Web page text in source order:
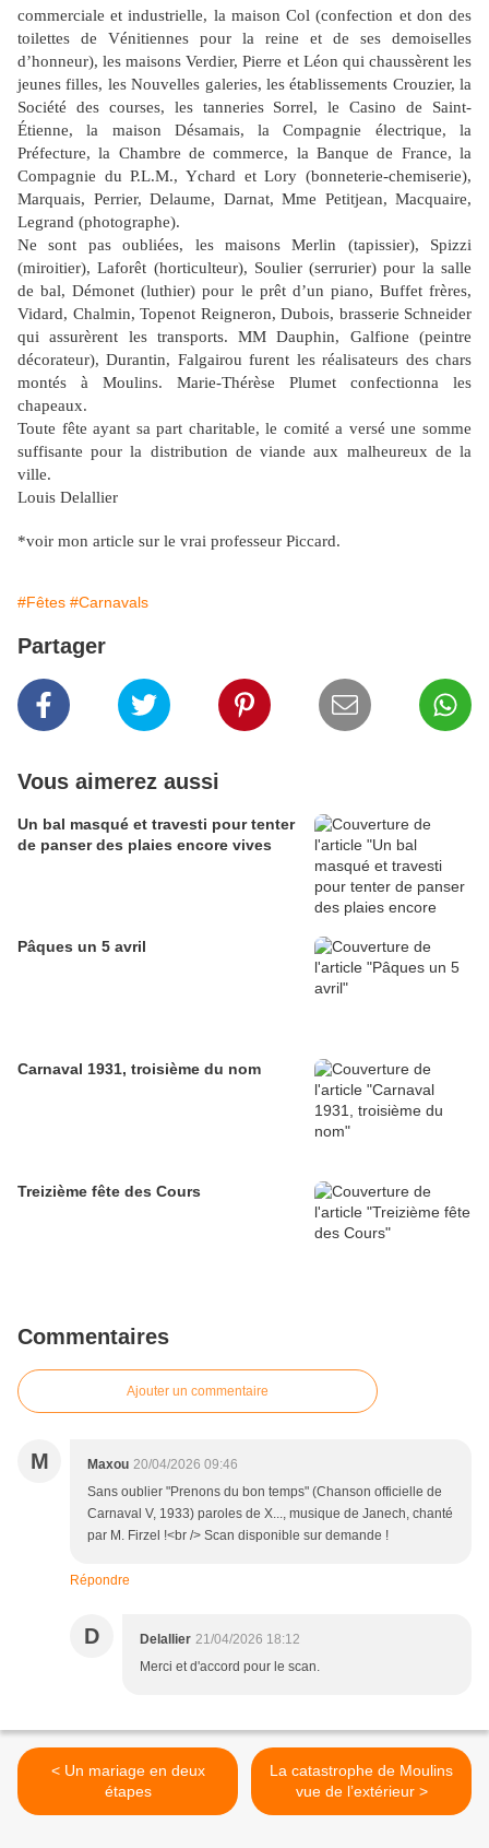
commerciale et industrielle, la maison Col (confection et don des
toilettes de Vénitiennes pour la reine et de ses demoiselles
d’honneur), les maisons Verdier, Pierre et Léon qui chaussèrent les
jeunes filles, les Nouvelles galeries, les établissements Crouzier, la
Société des courses, les tanneries Sorrel, le Casino de Saint-
Étienne, la maison Désamais, la Compagnie électrique, la
Préfecture, la Chambre de commerce, la Banque de France, la
Compagnie du P.L.M., Ychard et Lory (bonneterie-chemiserie),
Marquais, Perrier, Delaume, Darnat, Mme Petitjean, Macquaire,
Legrand (photographe).
Ne sont pas oubliées, les maisons Merlin (tapissier), Spizzi
(miroitier), Laforêt (horticulteur), Soulier (serrurier) pour la salle
de bal, Démonet (luthier) pour le prêt d’un piano, Buffet frères,
Vidard, Chalmin, Topenot Reigneron, Dubois, brasserie Schneider
qui assurèrent les transports. MM Dauphin, Galfione (peintre
décorateur), Durantin, Falgairou furent les réalisateurs des chars
montés à Moulins. Marie-Thérèse Plumet confectionna les
chapeaux.
Toute fête ayant sa part charitable, le comité a versé une somme
suffisante pour la distribution de viande aux malheureux de la
ville.
Louis Delallier
*voir mon article sur le vrai professeur Piccard.
#Fêtes #Carnavals
Partager
Vous aimerez aussi
Un bal masqué et travesti pour tenter
de panser des plaies encore vives
Pâques un 5 avril
Carnaval 1931, troisième du nom
Treizième fête des Cours
Commentaires
Ajouter un commentaire
M Maxou 20/04/2026 09:46
Sans oublier "Prenons du bon temps" (Chanson officielle de
Carnaval V, 1933) paroles de X..., musique de Janech, chanté
par M. Firzel !<br /> Scan disponible sur demande !
Répondre
D Delallier 21/04/2026 18:12
Merci et d'accord pour le scan.
< Un mariage en deux
étapes
La catastrophe de Moulins
vue de l’extérieur >